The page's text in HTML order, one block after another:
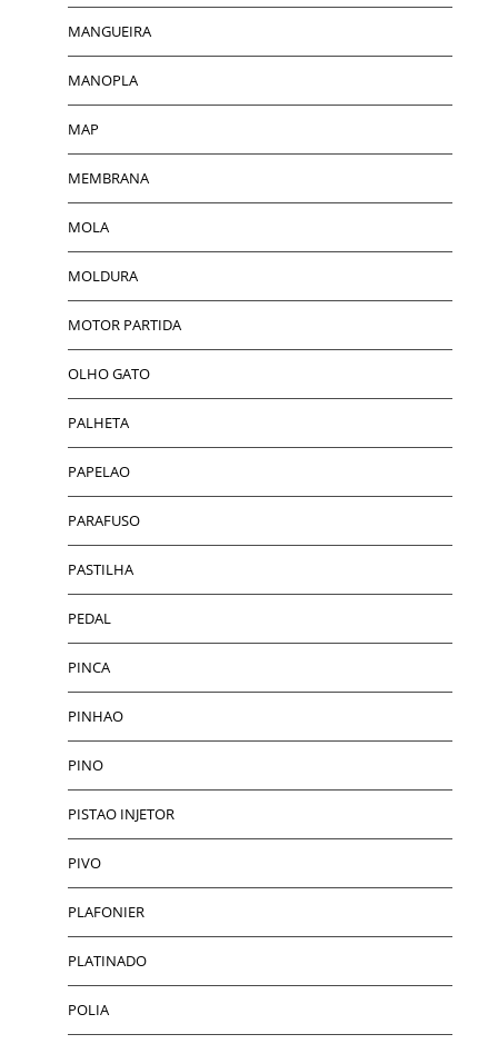
MANGUEIRA
MANOPLA
MAP
MEMBRANA
MOLA
MOLDURA
MOTOR PARTIDA
OLHO GATO
PALHETA
PAPELAO
PARAFUSO
PASTILHA
PEDAL
PINCA
PINHAO
PINO
PISTAO INJETOR
PIVO
PLAFONIER
PLATINADO
POLIA